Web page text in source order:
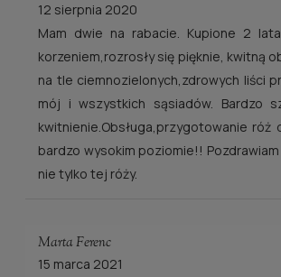
12 sierpnia 2020
Mam dwie na rabacie. Kupione 2
korzeniem,rozrosły się pięknie, kwitną
na tle ciemnozielonych,zdrowych liści
mój i wszystkich sąsiadów. Bardzo
kwitnienie.Obsługa,przygotowanie róż
bardzo wysokim poziomie!!
nie tylko tej róży.
Marta Ferenc
15 marca 2021